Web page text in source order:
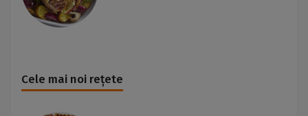
Cele mai noi rețete